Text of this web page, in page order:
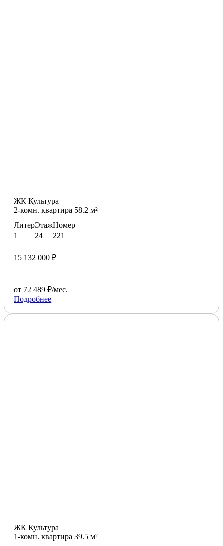
ЖК Культура
2-комн. квартира 58.2 м²
Литер
1
Этаж
24
Номер
221
15 132 000 ₽
от 72 489 ₽/мес.
Подробнее
ЖК Культура
1-комн. квартира 39.5 м²